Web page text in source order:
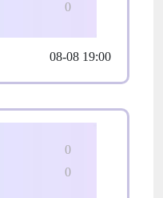
0
08-08 19:00
0
0